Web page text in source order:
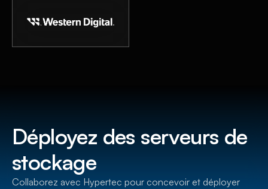
Déployez des serveurs de
stockage
Collaborez avec Hypertec pour concevoir et déployer